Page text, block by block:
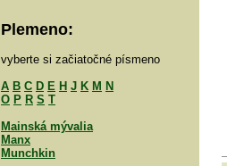
Plemeno:
vyberte si začiatočné písmeno
A B C D E H J K M N
O P R S T
Mainská mývalia
Manx
Munchkin